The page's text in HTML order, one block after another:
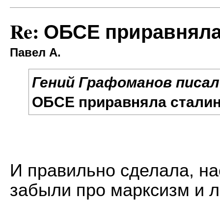
Re: ОБСЕ
Павел А.
Гений Графоманов
ОБСЕ приравняла
И правильно сделала,
забыли про марксизм и